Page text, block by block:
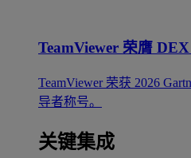
TeamViewer 荣膺
TeamViewer 荣获 2026
导者称号。
关键集成